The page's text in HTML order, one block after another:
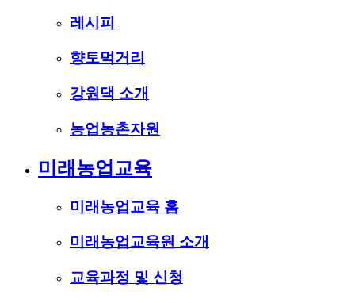
레시피
향토먹거리
강원댁 소개
농업농촌자원
미래농업교육
미래농업교육 홈
미래농업교육원 소개
교육과정 및 신청